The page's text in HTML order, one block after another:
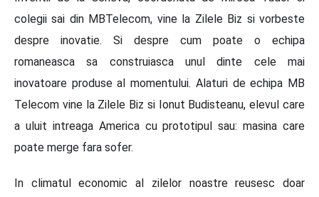
colegii sai din MBTelecom, vine la Zilele Biz si vorbeste
despre inovatie. Si despre cum poate o echipa
romaneasca sa construiasca unul dinte cele mai
inovatoare produse al momentului. Alaturi de echipa MB
Telecom vine la Zilele Biz si Ionut Budisteanu, elevul care
a uluit intreaga America cu prototipul sau: masina care
poate merge fara sofer.
In climatul economic al zilelor noastre reusesc doar